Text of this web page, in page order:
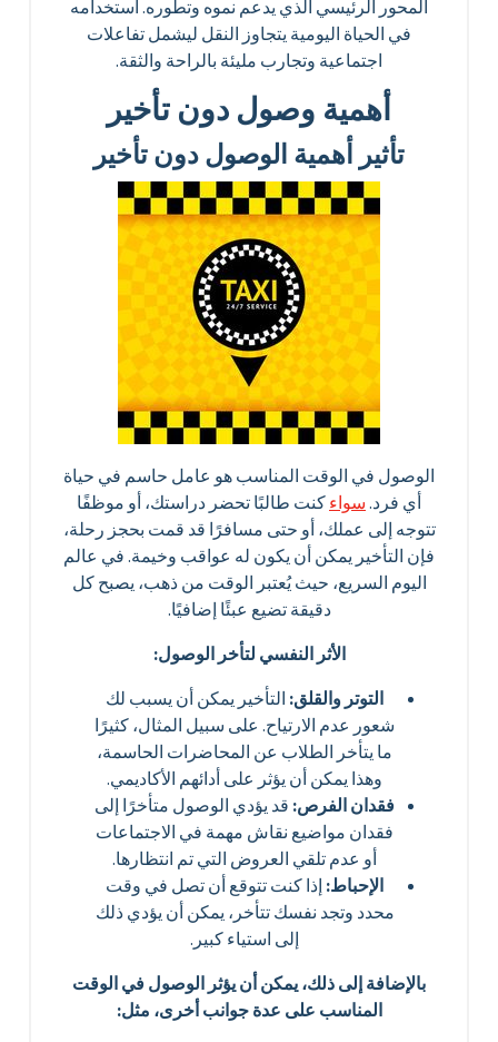
المحور الرئيسي الذي يدعم نموه وتطوره. استخدامه
في الحياة اليومية يتجاوز النقل ليشمل تفاعلات
اجتماعية وتجارب مليئة بالراحة والثقة.
أهمية وصول دون تأخير
تأثير أهمية الوصول دون تأخير
الوصول في الوقت المناسب هو عامل حاسم في حياة
أي فرد.سواءكنت طالبًا تحضر دراستك، أو موظفًا
تتوجه إلى عملك، أو حتى مسافرًا قد قمت بحجز رحلة،
فإن التأخير يمكن أن يكون له عواقب وخيمة. في عالم
اليوم السريع، حيث يُعتبر الوقت من ذهب، يصبح كل
دقيقة تضيع عبئًا إضافيًا.
الأثر النفسي لتأخر الوصول:
التوتر والقلق:التأخير يمكن أن يسبب لك
شعور عدم الارتياح. على سبيل المثال، كثيرًا
ما يتأخر الطلاب عن المحاضرات الحاسمة،
وهذا يمكن أن يؤثر على أدائهم الأكاديمي.
فقدان الفرص: قد يؤدي الوصول متأخرًا إلى
فقدان مواضيع نقاش مهمة في الاجتماعات
أو عدم تلقي العروض التي تم انتظارها.
الإحباط:إذا كنت تتوقع أن تصل في وقت
محدد وتجد نفسك تتأخر، يمكن أن يؤدي ذلك
إلى استياء كبير.
بالإضافة إلى ذلك، يمكن أن يؤثر الوصول في الوقت
المناسب على عدة جوانب أخرى، مثل: